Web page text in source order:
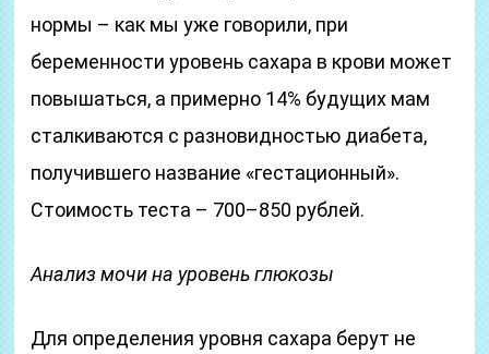
нормы – как мы уже говорили, при
беременности уровень сахара в крови может
повышаться, а примерно 14% будущих мам
сталкиваются с разновидностью диабета,
получившего название «гестационный».
Стоимость теста – 700–850 рублей.
Анализ мочи на уровень глюкозы
Для определения уровня сахара берут не